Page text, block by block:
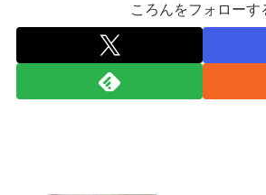
ころんをフォローす